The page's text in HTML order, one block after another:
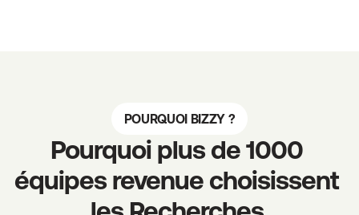
POURQUOI BIZZY ?
Pourquoi plus de 1000
équipes revenue choisissent